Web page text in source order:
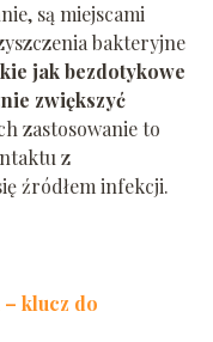
są miejscami
bakteryjne
jak bezdotykowe
zwiększyć
zastosowanie to
z
źródłem infekcji.
klucz do